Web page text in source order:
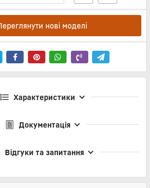
нові моделі
Характеристики
Документація
Відгуки та запитання